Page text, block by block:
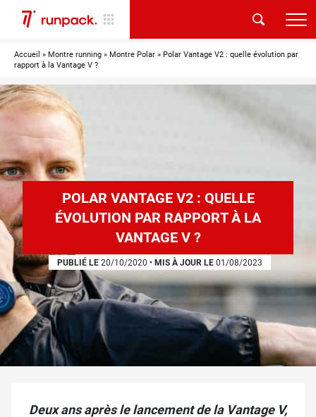
Accueil » Montre running » Montre Polar » Polar Vantage V2 : quelle évolution par
rapport à la Vantage V ?
POLAR VANTAGE V2 : QUELLE
ÉVOLUTION PAR RAPPORT À LA
VANTAGE V ?
PUBLIÉ LE 20/10/2020 • MIS À JOUR LE 01/08/2023
Deux ans après le lancement de la Vantage V,